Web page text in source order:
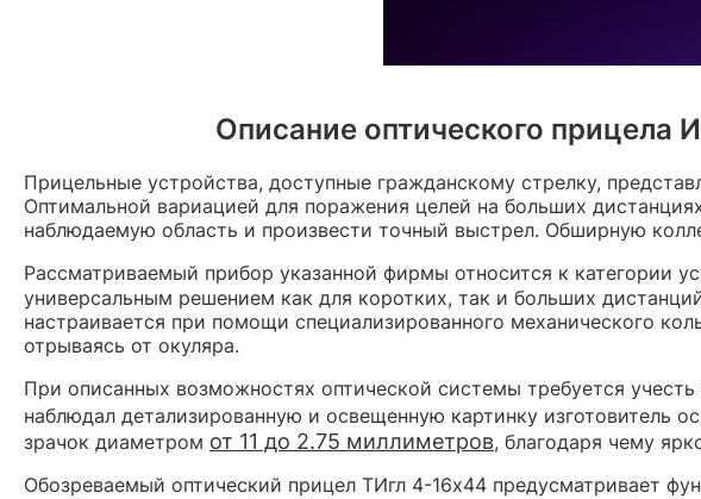
Описание оптического
Прицельные устройства, доступные гражданскому стрелку,
Оптимальной вариацией для поражения целей на больших
наблюдаемую область и произвести точный выстрел. Обширную
Рассматриваемый прибор указанной фирмы относится к категории
универсальным решением как для коротких, так и больших
настраивается при помощи специализированного механического
отрываясь от окуляра.
При описанных возможностях оптической системы требуется
наблюдал детализированную и освещенную картинку изготовитель
зрачок диаметром от 11 до 2.75 миллиметров, благодаря чему
Обозреваемый оптический прицел ТИгл 4-16х44 предусматривает